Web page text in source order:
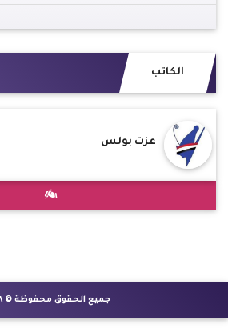
الكاتب
عزت بولس
جميع الحقوق محفوظة © ٢٠١٨